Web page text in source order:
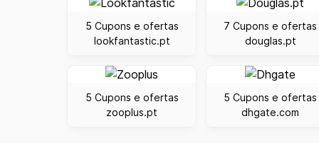
5 Cupons e ofertas
lookfantastic.pt
7 Cupons e ofertas
douglas.pt
5 Cupons e ofertas
zooplus.pt
5 Cupons e ofertas
dhgate.com